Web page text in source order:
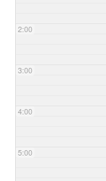
2:00
3:00
4:00
5:00